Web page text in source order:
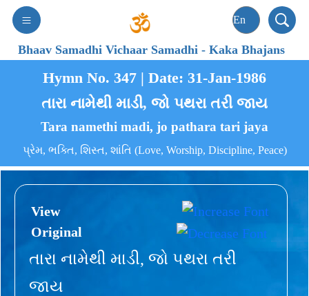
Bhaav Samadhi Vichaar Samadhi-Kaka Bhajans
Hymn No. 347 | Date: 31-Jan-1986
તારા નામેથી માડી, જો પથરા તરી જાય
Tara namethi madi, jo pathara tari jaya
પ્રેમ, ભક્તિ, શિસ્ત, શાંતિ (Love, Worship, Discipline, Peace)
View
Original
તારા નામેથી માડી, જો પથરા તરી
જાય